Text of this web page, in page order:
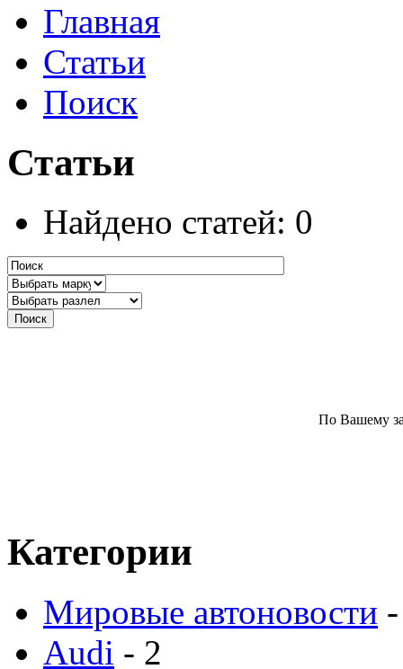
Главная
Статьи
Поиск
Статьи
Найдено статей: 0
По Вашему
Категории
Мировые автоновости
Audi - 2